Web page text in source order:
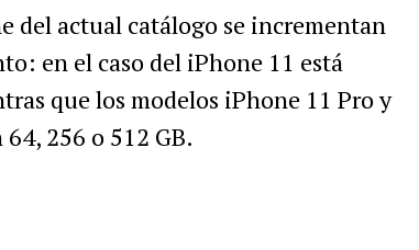
del actual catálogo se incrementan
en el caso del iPhone 11 está
que los modelos iPhone 11 Pro y
256 o 512 GB.